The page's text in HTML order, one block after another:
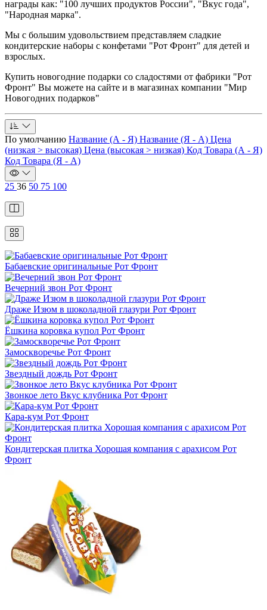
награды как: "100 лучших продуктов России", "Вкус года",
"Народная марка".
Мы с большим удовольствием представляем сладкие
кондитерские наборы с конфетами "Рот Фронт" для детей и
взрослых.
Купить новогодние подарки со сладостями от фабрики "Рот
Фронт" Вы можете на сайте и в магазинах компании "Мир
Новогодних подарков"
По умолчанию Название (А - Я) Название (Я - А) Цена
(низкая > высокая) Цена (высокая > низкая) Код Товара (А - Я)
Код Товара (Я - А)
25 36 50 75 100
Бабаевские оригинальные Рот Фронт
Вечерний звон Рот Фронт
Драже Изюм в шоколадной глазури Рот Фронт
Ёшкина коровка купол Рот Фронт
Замоскворечье Рот Фронт
Звездный дождь Рот Фронт
Звонкое лето Вкус клубника Рот Фронт
Кара-кум Рот Фронт
Кондитерская плитка Хорошая компания с арахисом Рот
Фронт